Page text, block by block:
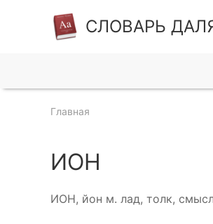
СЛОВАРЬ
Главная
ИОН
ИОН, йон м. лад, толк,